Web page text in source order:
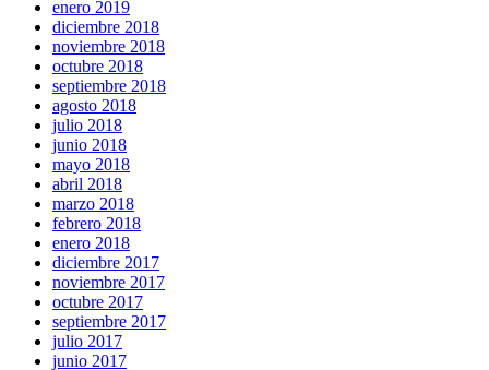
enero 2019
diciembre 2018
noviembre 2018
octubre 2018
septiembre 2018
agosto 2018
julio 2018
junio 2018
mayo 2018
abril 2018
marzo 2018
febrero 2018
enero 2018
diciembre 2017
noviembre 2017
octubre 2017
septiembre 2017
julio 2017
junio 2017